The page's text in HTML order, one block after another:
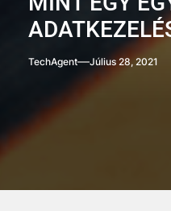
TechAgent Július 28, 2021